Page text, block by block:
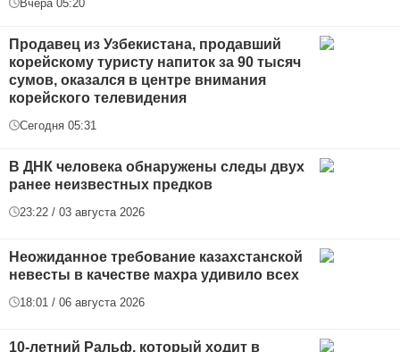
Вчера 05:20
Продавец из Узбекистана, продавший
корейскому туристу напиток за 90 тысяч
сумов, оказался в центре внимания
корейского телевидения
Сегодня 05:31
В ДНК человека обнаружены следы двух
ранее неизвестных предков
23:22 / 03 августа 2026
Неожиданное требование казахстанской
невесты в качестве махра удивило всех
18:01 / 06 августа 2026
10-летний Ральф, который ходит в